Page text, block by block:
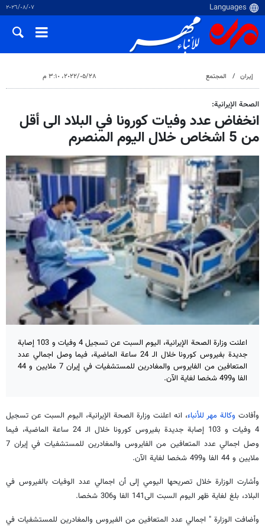
٠٧‏/٠٨‏/٢٠٢٦
إيران المجتمع ٢٨‏/٠٥‏/٢٠٢٢، ٣:١٠ م
الصحة الإيرانية:
انخفاض عدد وفيات كورونا في البلاد الى أقل
من 5 اشخاص خلال اليوم المنصرم
اعلنت وزارة الصحة الإيرانية، اليوم السبت عن تسجيل 4 وفيات و 103 إصابة
جديدة بفيروس كورونا خلال الـ 24 ساعة الماضية، فيما وصل اجمالي عدد
المتعافين من الفايروس والمغادرين للمستشفيات في إيران 7 ملايين و 44
الفا و499 شخصا لغاية الآن.
وأفادت وكالة مهر للأنباء، انه اعلنت وزارة الصحة الإيرانية، اليوم السبت عن تسجيل
4 وفيات و 103 إصابة جديدة بفيروس كورونا خلال الـ 24 ساعة الماضية، فيما
وصل اجمالي عدد المتعافين من الفايروس والمغادرين للمستشفيات في إيران 7
ملايين و 44 الفا و499 شخصا لغاية الآن.
وأشارت الوزارة خلال تصريحها اليومي إلى أن اجمالي عدد الوفيات بالفيروس في
البلاد، بلغ لغاية ظهر اليوم السبت الى141 الفا و306 شخصا.
وأضافت الوزارة " اجمالي عدد المتعافين من الفيروس والمغادرين للمستشفيات في